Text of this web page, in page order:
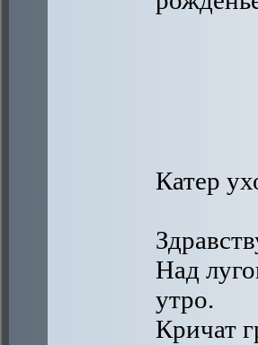
Катер
Над
утро.
Кричат